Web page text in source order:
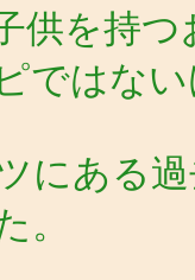
供を持
ではな
にある
。